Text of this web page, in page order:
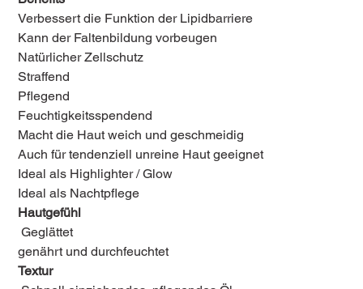
Verbessert die Funktion der Lipidbarriere
Kann der Faltenbildung vorbeugen
Natürlicher Zellschutz
Straffend
Pflegend
Feuchtigkeitsspendend
Macht die Haut weich und geschmeidig
Auch für tendenziell unreine Haut geeignet
Ideal als Highlighter / Glow
Ideal als Nachtpflege
Hautgefühl
Geglättet
genährt und durchfeuchtet
Textur